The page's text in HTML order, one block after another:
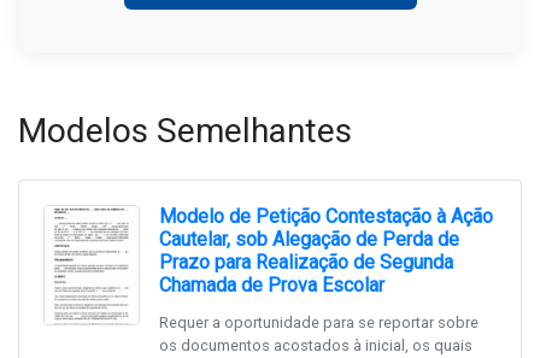
Modelos Semelhantes
Modelo de Petição Contestação à Ação
Cautelar, sob Alegação de Perda de
Prazo para Realização de Segunda
Chamada de Prova Escolar
Requer a oportunidade para se reportar sobre
os documentos acostados à inicial, os quais